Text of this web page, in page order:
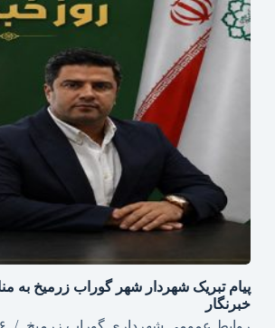
پیام تبریک شهردار شهر گوراب زرمیخ به
خبرنگار